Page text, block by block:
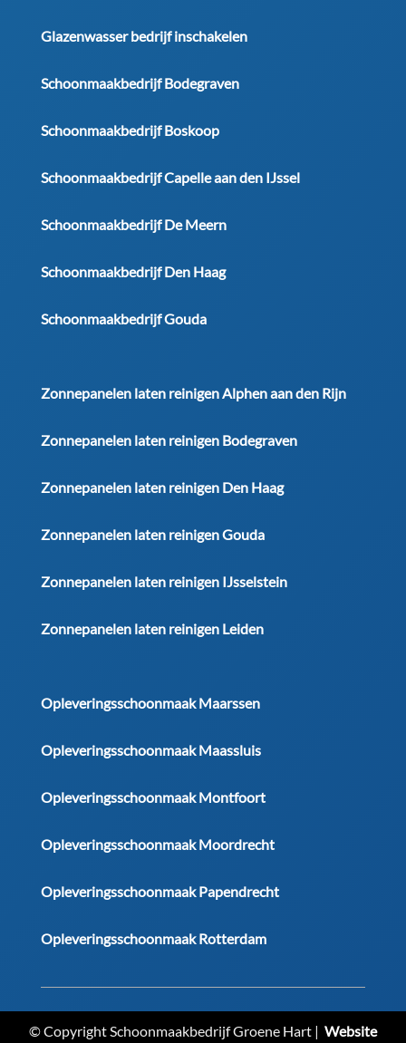
Glazenwasser bedrijf inschakelen
Schoonmaakbedrijf Bodegraven
Schoonmaakbedrijf Boskoop
Schoonmaakbedrijf Capelle aan den IJssel
Schoonmaakbedrijf De Meern
Schoonmaakbedrijf Den Haag
Schoonmaakbedrijf Gouda
Zonnepanelen laten reinigen Alphen aan den Rijn
Zonnepanelen laten reinigen Bodegraven
Zonnepanelen laten reinigen Den Haag
Zonnepanelen laten reinigen Gouda
Zonnepanelen laten reinigen IJsselstein
Zonnepanelen laten reinigen Leiden
Opleveringsschoonmaak Maarssen
Opleveringsschoonmaak Maassluis
Opleveringsschoonmaak Montfoort
Opleveringsschoonmaak Moordrecht
Opleveringsschoonmaak Papendrecht
Opleveringsschoonmaak Rotterdam
© Copyright Schoonmaakbedrijf Groene Hart | Website